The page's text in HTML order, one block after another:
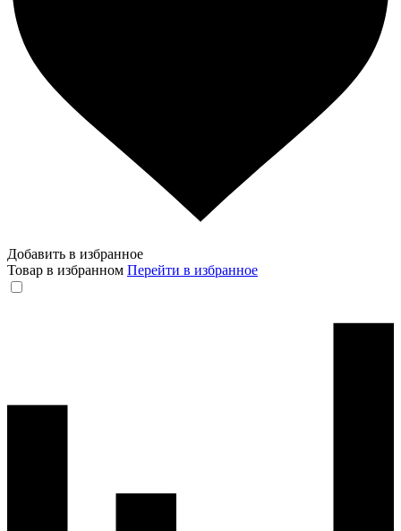
Добавить в избранное
Товар в избранном Перейти в избранное